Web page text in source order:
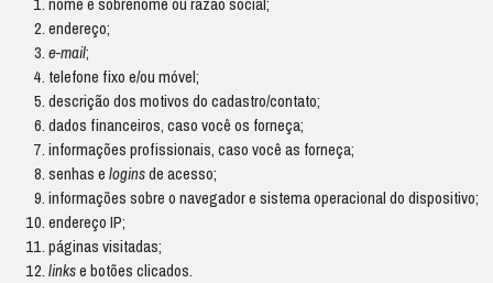
endereço;
e-mail;
telefone fixo e/ou móvel;
descrição dos motivos do cadastro/contato;
dados financeiros, caso você os forneça;
informações profissionais, caso você as forneça;
senhas eloginsde acesso;
informações sobre o navegador e sistema operacional do dispositivo;
endereço IP;
páginas visitadas;
linkse botões clicados.